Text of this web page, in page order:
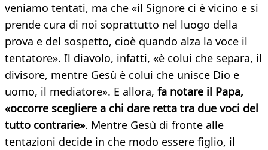
veniamo tentati, ma che «il Signore ci è vicino e si
prende cura di noi soprattutto nel luogo della
prova e del sospetto, cioè quando alza la voce il
tentatore». Il diavolo, infatti, «è colui che separa, il
divisore, mentre Gesù è colui che unisce Dio e
uomo, il mediatore». E allora, fa notare il Papa,
«occorre scegliere a chi dare retta tra due voci del
tutto contrarie». Mentre Gesù di fronte alle
tentazioni decide in che modo essere figlio, il